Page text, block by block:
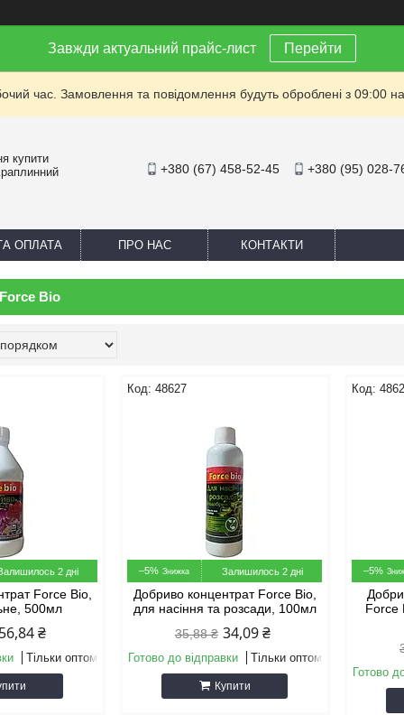
Завжди актуальний прайс-лист Перейти
час. Замовлення та повідомлення будуть оброблені з 09:00
купити
+380 (67) 458-52-45 +380 (95) 028-
ОПЛАТА ПРО НАС КОНТАКТИ
Bio
2 дні
Force Bio,
500мл
₴
Тільки оптом
48627
–5% Залишилось 2 дні
Добриво концентрат Force Bio,
для насіння та розсади, 100мл
35,88 ₴ 34,09 ₴
Готово до відправки Тільки оптом
Купити
–5%
Force
Готово